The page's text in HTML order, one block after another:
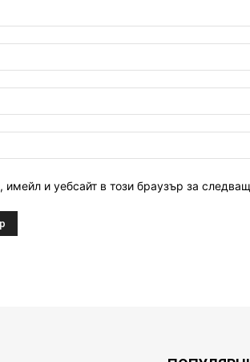
и уебсайт в този браузър за